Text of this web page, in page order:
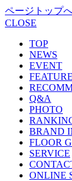
ページトップ
CLOSE
TOP
NEWS
EVENT
FEATURE
Q&A
PHOTO
BRAND
FLOOR
SERVICE
ONLINE